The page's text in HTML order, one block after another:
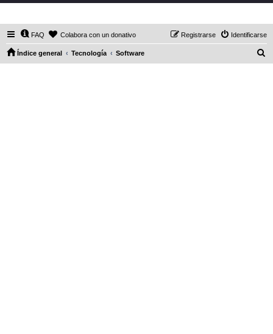
FAQ Colabora con un donativo Identificarse
Registrarse
Índice general Tecnología Software